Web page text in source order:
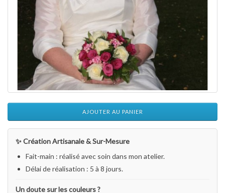
AJOUTER AU PANIER
✨ Création Artisanale & Sur-Mesure
Fait-main : réalisé avec soin dans mon atelier.
Délai de réalisation : 5 à 8 jours.
Un doute sur les couleurs ?